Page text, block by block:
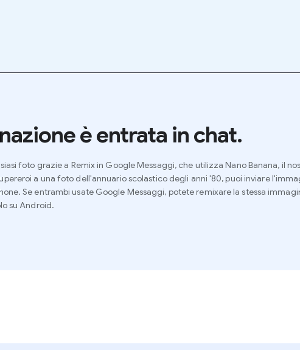
è entrata in chat.
foto grazie a Remix in Google Messaggi, che utilizza Nano Banana, il
a una foto dell'annuario scolastico degli anni '80, puoi inviare
Se entrambi usate Google Messaggi, potete remixare la stessa
su Android.